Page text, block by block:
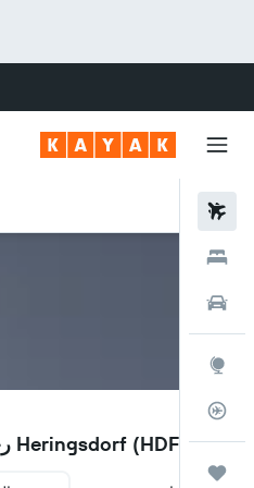
HDF
مطار Heringsdorf (HDF) رحلات الطيران وحالة الرحلة